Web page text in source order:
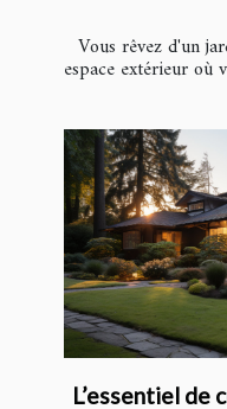
Vous rêvez d'un
espace extérieur où
L’essentiel de